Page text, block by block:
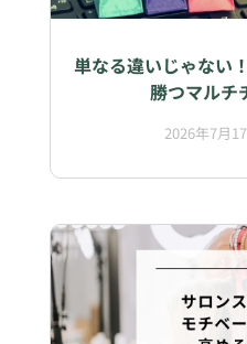
単なる違いじゃない
勝つマルチ
2026年7月